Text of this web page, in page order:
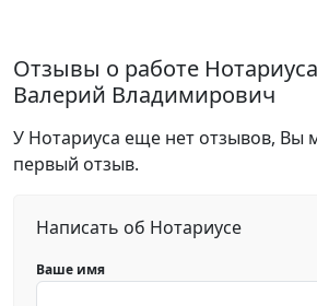
Отзывы о работе
Валерий Владимирович
У Нотариуса еще нет отзывов, Вы
первый отзыв.
Написать об Нотариусе
Ваше имя